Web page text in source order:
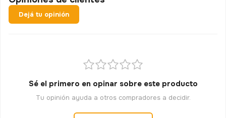
Dejá tu opinión
Sé el primero en opinar sobre este producto
Tu opinión ayuda a otros compradores a decidir.